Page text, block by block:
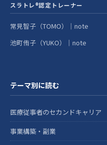
スラトレ®認定トレーナー
常見智子（TOMO）｜note
池町侑子（YUKO）｜note
テーマ別に読む
医療従事者のセカンドキャリア
事業構築・副業